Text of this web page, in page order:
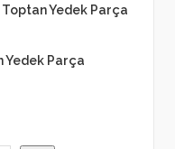
Yedek Parça
Yedek Parça